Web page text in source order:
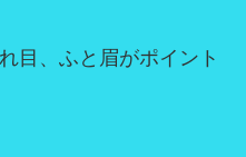
目、ふと眉がポイント